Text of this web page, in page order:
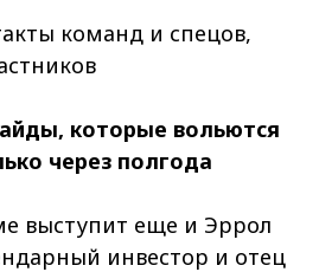
команд и спецов,
которые вольются
через полгода
выступит еще и Эррол
инвестор и отец